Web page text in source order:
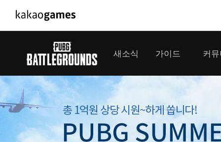
PC/모바일게임
도깨비의세계
오딘: 발할라 라이징
아키에이지 워
아레스 : 라이즈 오브 가디언즈
배틀그라운드
패스 오브 엑
새소식
공지사항
GM소식
이벤트
업데이트
가이드
게임 가이드
커
미디어
클랜
모집